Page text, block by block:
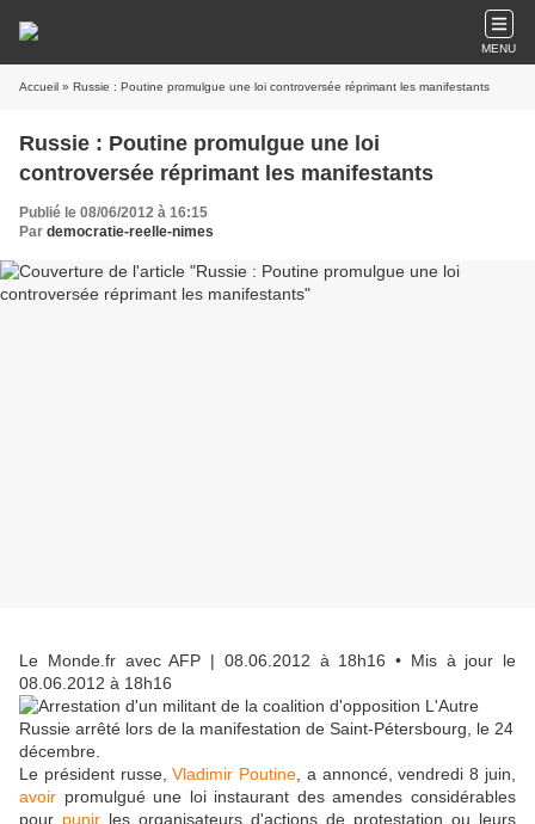
MENU
Accueil » Russie : Poutine promulgue une loi controversée réprimant les manifestants
Russie : Poutine promulgue une loi
controversée réprimant les manifestants
Publié le 08/06/2012 à 16:15
Par democratie-reelle-nimes
Le Monde.fr avec AFP | 08.06.2012 à 18h16 • Mis à jour le
08.06.2012 à 18h16
Le président russe,Vladimir Poutine , a annoncé, vendredi 8 juin,
avoir promulgué une loi instaurant des amendes considérables
pour punir les organisateurs d'actions de protestation ou leurs